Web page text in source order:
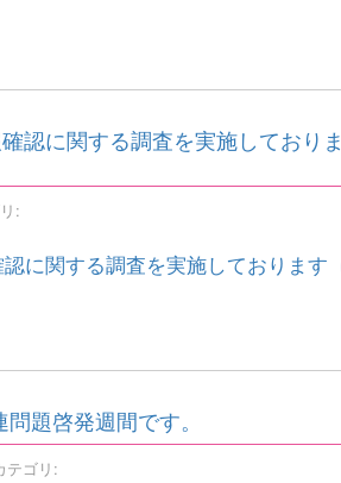
認に関する調査を実施しており
:
に関する調査を実施しております
題啓発週間です。
ゴリ: